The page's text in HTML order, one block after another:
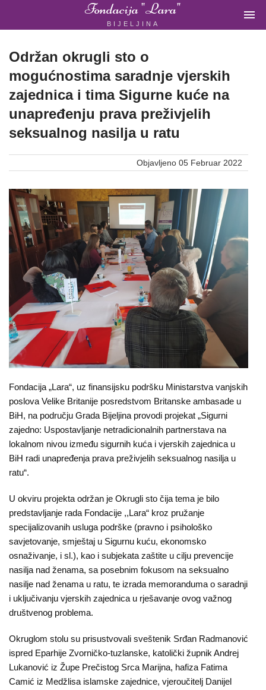
Fondacija "Lara"
BIJELJINA

ORGANIZACIJA
BIH
Fondacija
"Lara"
Bijeljina
Početna
O
nama
Aktuelnosti
Mir
licem
Sigurna
kuća
Pravna
Antitrafiking
Kampanje
Dokumenti
Javni
pozivi
English
Kontakt
Održan okrugli sto o
mogućnostima saradnje vjerskih
zajednica i tima Sigurne kuće na
unapređenju prava preživjelih
seksualnog nasilja u ratu
Objavljeno 05 Februar 2022
Fondacija „Lara“, uz finansijsku podršku Ministarstva vanjskih
poslova Velike Britanije posredstvom Britanske ambasade u
BiH, na području Grada Bijeljina provodi projekat „Sigurni
zajedno: Uspostavljanje netradicionalnih partnerstava na
lokalnom nivou između sigurnih kuća i vjerskih zajednica u
BiH radi unapređenja prava preživjelih seksualnog nasilja u
ratu“.
U okviru projekta održan je Okrugli sto čija tema je bilo
predstavljanje rada Fondacije ,,Lara“ kroz pružanje
specijalizovanih usluga podrške (pravno i psihološko
savjetovanje, smještaj u Sigurnu kuću, ekonomsko
osnaživanje, i sl.), kao i subjekata zaštite u cilju prevencije
nasilja nad ženama, sa posebnim fokusom na seksualno
nasilje nad ženama u ratu, te izrada memoranduma o saradnji
i uključivanju vjerskih zajednica u rješavanje ovog važnog
društvenog problema.
Okruglom stolu su prisustvovali sveštenik Srđan Radmanović
ispred Eparhije Zvorničko-tuzlanske, katolički župnik Andrej
Lukanović iz Župe Prečistog Srca Marijna, hafiza Fatima
Camić iz Medžlisa islamske zajednice, vjeroučitelj Danijel